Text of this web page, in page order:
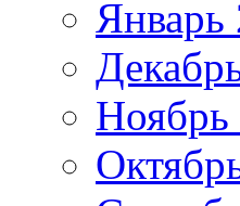
Январь
Ноябрь